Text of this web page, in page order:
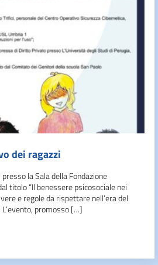
dei ragazzi
la Sala della Fondazione
titolo “Il benessere psicosociale nei
e regole da rispettare nell’era del
promosso […]